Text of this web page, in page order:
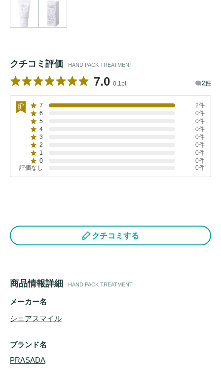
クチコミ評価 HAND PACK TREATMENT
7.0 0.1pt 2件
7
2件
6
0件
5
0件
4
0件
3
0件
2
0件
1
0件
0
0件
評価なし
0件
クチコミする
商品情報詳細 HAND PACK TREATMENT
メーカー名
シェアスマイル
ブランド名
PRASADA